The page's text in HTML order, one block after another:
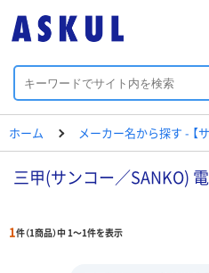
ホーム メーカー名から探す - 【サ
三甲(サンコー／SANKO)
1件（1商品）中 1～1件を表示